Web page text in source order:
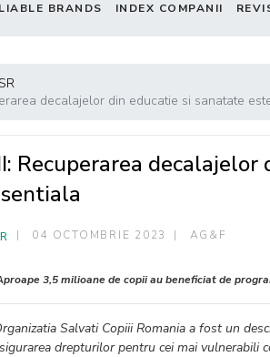
BRANDS INDEX COMPANII
decalajelor din educatie si sanatate
Recuperarea decalajelor
04 OCTOMBRIE 2023 AG&F
3,5 milioane de copii au beneficiat de
Salvati Copiii Romania a fost un
drepturilor pentru cei mai vulnerabili